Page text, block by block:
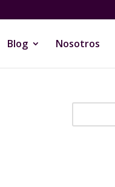
Blog Nosotros